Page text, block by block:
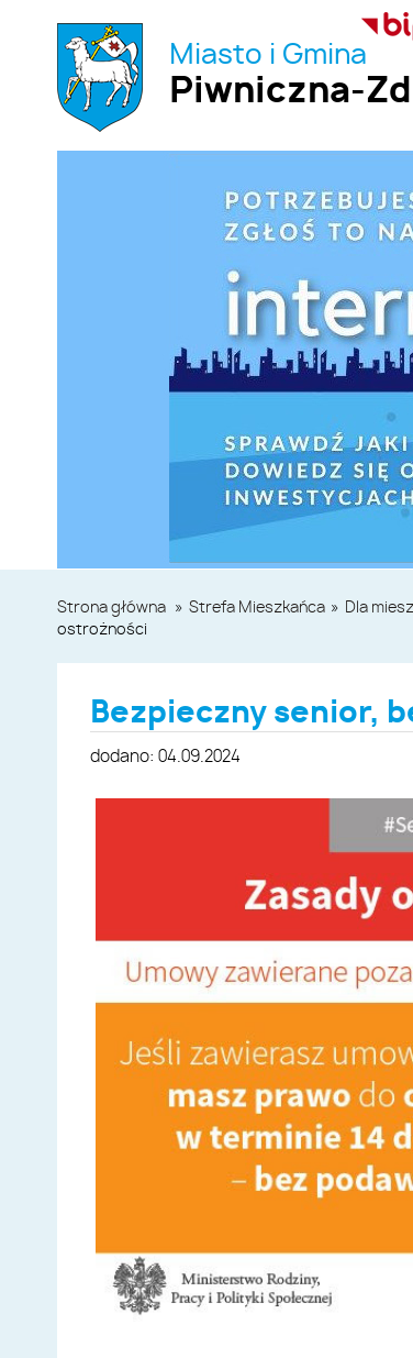
Miasto i Gmina
Piwniczna-
Strona główna » Strefa Mieszkańca » Dla
ostrożności
Bezpieczny senior,
dodano: 04.09.2024